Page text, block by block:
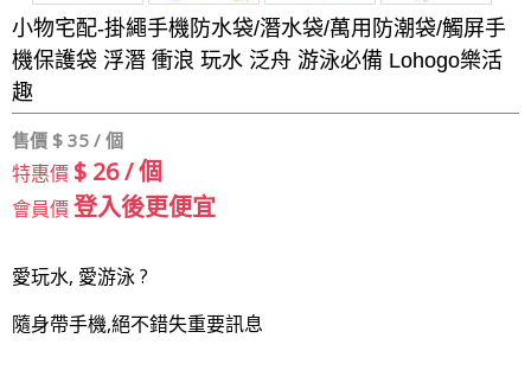
小物宅配-掛繩手機防水袋/潛水袋/萬用防潮袋/觸屏手
機保護袋 浮潛 衝浪 玩水 泛舟 游泳必備 Lohogo樂活
趣
售價 $ 35 / 個
特惠價 $ 26 / 個
會員價登入後更便宜
愛玩水, 愛游泳 ?
隨身帶手機,絕不錯失重要訊息